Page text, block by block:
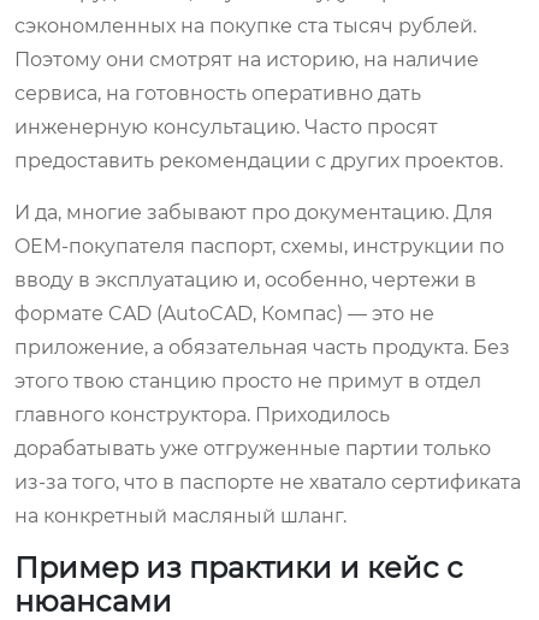
сэкономленных на покупке ста тысяч рублей.
Поэтому они смотрят на историю, на наличие
сервиса, на готовность оперативно дать
инженерную консультацию. Часто просят
предоставить рекомендации с других проектов.
И да, многие забывают про документацию. Для
OEM-покупателя паспорт, схемы, инструкции по
вводу в эксплуатацию и, особенно, чертежи в
формате CAD (AutoCAD, Компас) — это не
приложение, а обязательная часть продукта. Без
этого твою станцию просто не примут в отдел
главного конструктора. Приходилось
дорабатывать уже отгруженные партии только
из-за того, что в паспорте не хватало сертификата
на конкретный масляный шланг.
Пример из практики и кейс с
нюансами